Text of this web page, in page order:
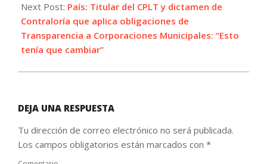
Next Post: País: Titular del CPLT y dictamen de
Contraloría que aplica obligaciones de
Transparencia a Corporaciones Municipales: “Esto
tenía que cambiar”
DEJA UNA RESPUESTA
Tu dirección de correo electrónico no será publicada.
Los campos obligatorios están marcados con *